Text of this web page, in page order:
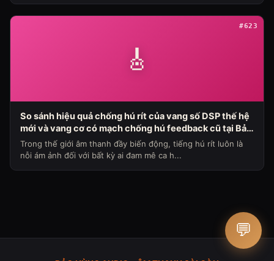
🎸
#623
So sánh hiệu quả chống hú rít của vang số DSP thế hệ
mới và vang cơ có mạch chống hú feedback cũ tại Bảo
Hùng Audio (Chủ đề loa máy ngày 336)
Trong thế giới âm thanh đầy biến động, tiếng hú rít luôn là
nỗi ám ảnh đối với bất kỳ ai đam mê ca h...
💬